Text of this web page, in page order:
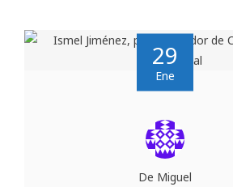
29
Ene
De Miguel